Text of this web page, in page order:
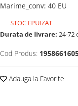
Marime_conv: 40 EU
STOC EPUIZAT
Durata de livrare: 24-72
Cod Produs:
Adauga la Favorite